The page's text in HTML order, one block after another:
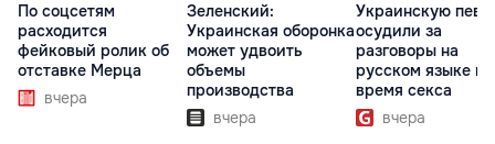
По соцсетям
расходится
фейковый ролик об
отставке Мерца
вчера
Зеленский:
Украинская оборонка
может удвоить
объемы
производства
вчера
Украинскую
осудили за
разговоры на
русском языке во
время секса
вчера